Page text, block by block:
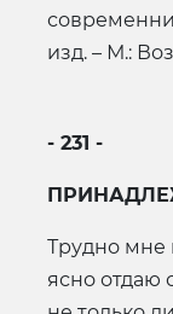
изд. – М.:
- 231 -
Трудно мне
ясно отдаю